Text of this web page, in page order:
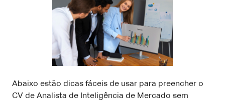
Abaixo estão dicas fáceis de usar para preencher o
CV de Analista de Inteligência de Mercado sem